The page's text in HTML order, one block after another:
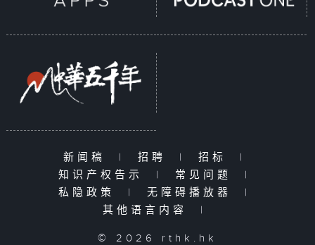
新闻稿 | 招聘 | 招标
|
知识产权告示
| 常见问题
|
私隐政策
| 无障碍播放器
|
其他语言内容
|
© 2026 rthk.hk